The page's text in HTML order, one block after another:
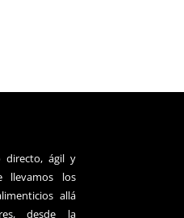
directo, ágil y
llevamos los
allá
desde la